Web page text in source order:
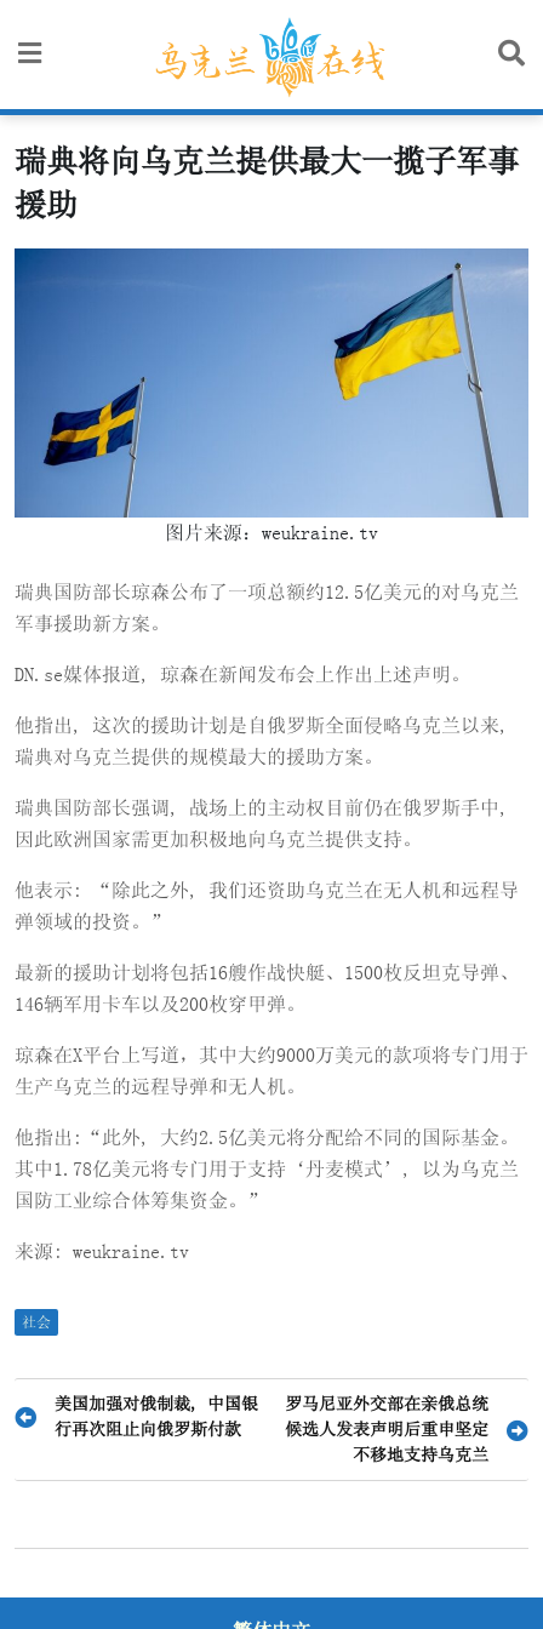
瑞典将向乌克兰提供最大一揽子军事
援助
图片来源：weukraine.tv
瑞典国防部长琼森公布了一项总额约12.5亿美元的对乌克兰
军事援助新方案。
DN.se媒体报道, 琼森在新闻发布会上作出上述声明。
他指出, 这次的援助计划是自俄罗斯全面侵略乌克兰以来,
瑞典对乌克兰提供的规模最大的援助方案。
瑞典国防部长强调, 战场上的主动权目前仍在俄罗斯手中,
因此欧洲国家需更加积极地向乌克兰提供支持。
他表示: “除此之外, 我们还资助乌克兰在无人机和远程导
弹领域的投资。”
最新的援助计划将包括16艘作战快艇、1500枚反坦克导弹、
146辆军用卡车以及200枚穿甲弹。
琼森在X平台上写道，其中大约9000万美元的款项将专门用于
生产乌克兰的远程导弹和无人机。
他指出:“此外, 大约2.5亿美元将分配给不同的国际基金。
其中1.78亿美元将专门用于支持‘丹麦模式’, 以为乌克兰
国防工业综合体筹集资金。”
来源: weukraine.tv
社会
文
导
美国加强对俄制裁, 中国银
行再次阻止向俄罗斯付款
罗马尼亚外交部在亲俄总统
候选人发表声明后重申坚定
不移地支持乌克兰